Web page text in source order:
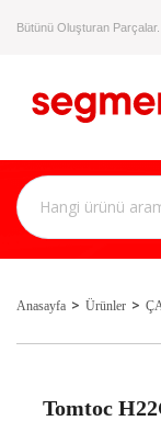
Bütünü Oluşturan Parçalar.
Anasayfa Ürünler
Tomtoc